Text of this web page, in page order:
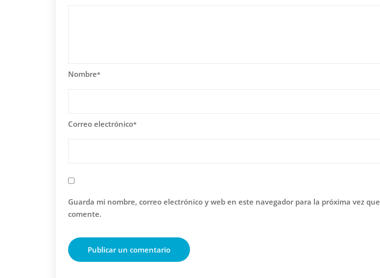
Nombre*
Correo electrónico*
Guarda mi nombre, correo electrónico y web en este navegador para la próxima vez que
comente.